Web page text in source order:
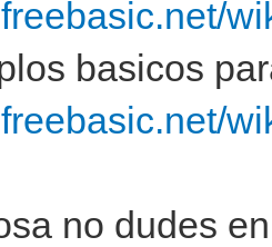
basicos
no dudes